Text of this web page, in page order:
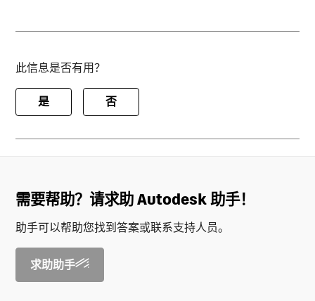
此信息是否有用？
是 否
需要帮助？请求助 Autodesk 助手！
助手可以帮助您找到答案或联系支持人员。
求助助手